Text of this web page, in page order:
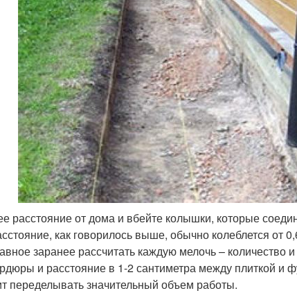
расстояние от дома и вбейте колышки, которые
как говорилось выше, обычно колеблется от
заранее рассчитать каждую мелочь – количество
и расстояние в 1-2 сантиметра между плиткой и
переделывать значительный объем работы.